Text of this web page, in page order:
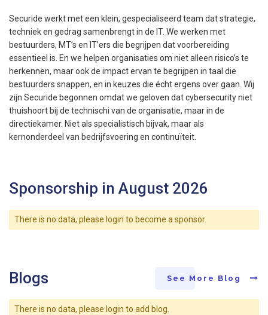
Securide werkt met een klein, gespecialiseerd team dat strategie,
techniek en gedrag samenbrengt in de IT. We werken met
bestuurders, MT’s en IT’ers die begrijpen dat voorbereiding
essentieel is. En we helpen organisaties om niet alleen risico’s te
herkennen, maar ook de impact ervan te begrijpen in taal die
bestuurders snappen, en in keuzes die écht ergens over gaan. Wij
zijn Securide begonnen omdat we geloven dat cybersecurity niet
thuishoort bij de technischi van de organisatie, maar in de
directiekamer. Niet als specialistisch bijvak, maar als
kernonderdeel van bedrijfsvoering en continuïteit.
Sponsorship in August 2026
There is no data, please login to become a sponsor.
Blogs See More Blog
There is no data, please login to add blog.